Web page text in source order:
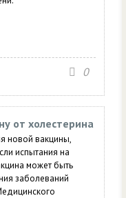
0
от холестерина
новой вакцины,
испытания на
может быть
заболеваний